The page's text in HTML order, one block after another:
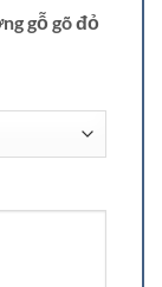
gỗ gõ đỏ